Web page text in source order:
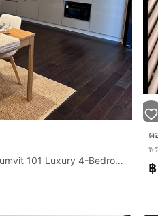
ำหรับห้องอาบน้ำ ประตูระบบ
ตู้เก็บของบิวท์อินจำนวนมาก
มง
ซาวน่า ห้องสมุดและห้องเกมส์
เพิ่มเติม ตัวแทนยินดีรับการขา
Condo for rent Whizdom Essence Sukhumvit 101 Luxury 4-Bedroom Condo for Rent 202 SQ.M.
พ